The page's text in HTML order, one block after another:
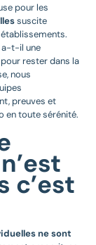
pour les
suscite
a-t-il une
rester dans la
nous
preuves et
en toute sérénité.
c’est
ne sont